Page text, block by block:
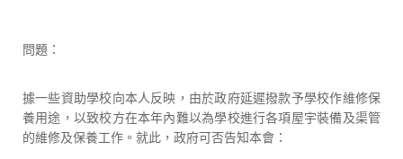
問題：
據一些資助學校向本人反映，由於政府延遲撥款予學校作維修保
養用途，以致校方在本年內難以為學校進行各項屋宇裝備及渠管
的維修及保養工作。就此，政府可否告知本會：